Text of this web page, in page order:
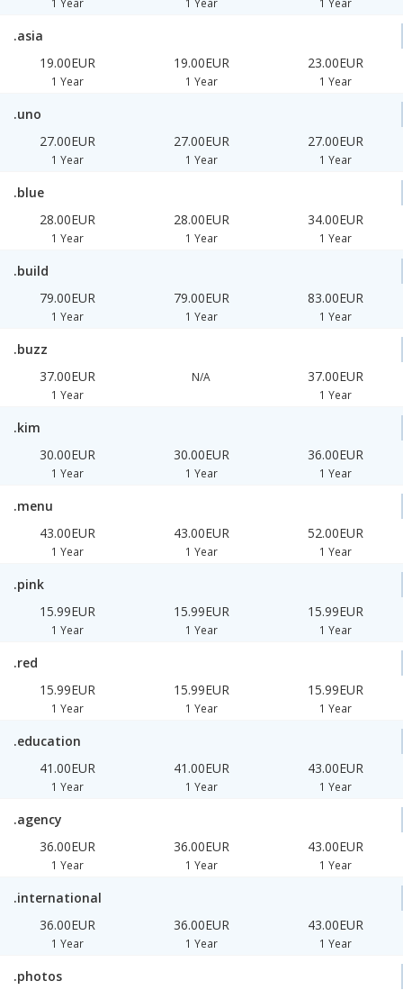
.asia
19.00EUR
1 Year
19.00EUR
1 Year
23.00EUR
1 Year
.uno
27.00EUR
1 Year
27.00EUR
1 Year
27.00EUR
1 Year
.blue
28.00EUR
1 Year
28.00EUR
1 Year
34.00EUR
1 Year
.build
79.00EUR
1 Year
79.00EUR
1 Year
83.00EUR
1 Year
.buzz
37.00EUR
1 Year
N/A 37.00EUR
1 Year
.kim
30.00EUR
1 Year
30.00EUR
1 Year
36.00EUR
1 Year
.menu
43.00EUR
1 Year
43.00EUR
1 Year
52.00EUR
1 Year
.pink
15.99EUR
1 Year
15.99EUR
1 Year
15.99EUR
1 Year
.red
15.99EUR
1 Year
15.99EUR
1 Year
15.99EUR
1 Year
.education
41.00EUR
1 Year
41.00EUR
1 Year
43.00EUR
1 Year
.agency
36.00EUR
1 Year
36.00EUR
1 Year
43.00EUR
1 Year
.international
36.00EUR
1 Year
36.00EUR
1 Year
43.00EUR
1 Year
.photos